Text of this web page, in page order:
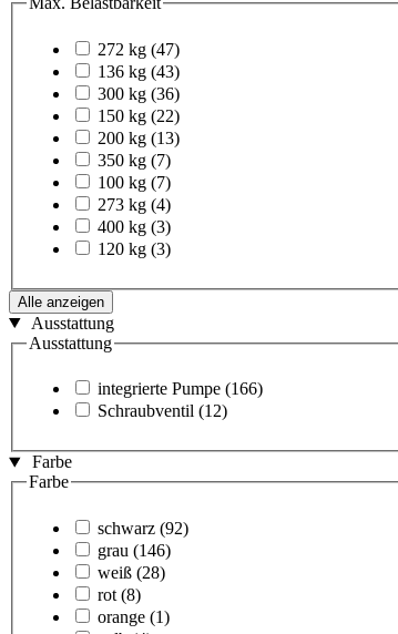
272 kg (47)
136 kg (43)
300 kg (36)
150 kg (22)
200 kg (13)
350 kg (7)
100 kg (7)
273 kg (4)
400 kg (3)
120 kg (3)
Alle anzeigen
Ausstattung
Ausstattung
integrierte Pumpe (166)
Schraubventil (12)
Farbe
Farbe
schwarz (92)
grau (146)
weiß (28)
rot (8)
orange (1)